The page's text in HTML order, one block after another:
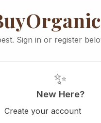
Sign in or register
✨
New Here?
Create your account